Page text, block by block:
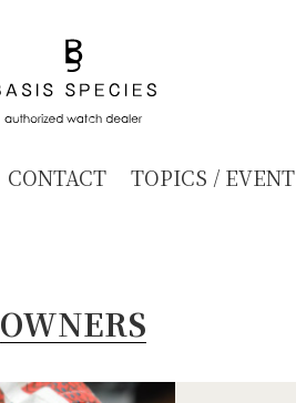
CONTACT TOPICS / EVENT
OWNERS